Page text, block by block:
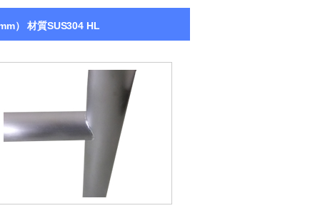
） 材質SUS304 HL